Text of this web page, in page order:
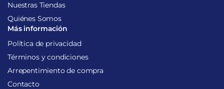
Nuestras Tiendas
Quiénes Somos
Más información
Política de privacidad
Términos y condiciones
Arrepentimiento de compra
Contacto